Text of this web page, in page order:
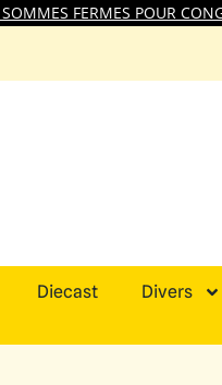
FERMES POUR
Diecast Divers